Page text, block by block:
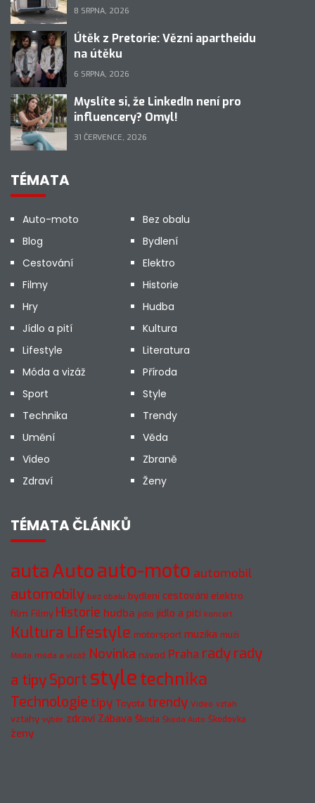
8 SRPNA, 2026
Útěk z Pretorie: Vězni apartheidu
na útěku
6 SRPNA, 2026
Myslíte si, že LinkedIn není pro
influencery? Omyl!
31 ČERVENCE, 2026
TÉMATA
Auto-moto
Bez obalu
Blog
Bydlení
Cestování
Elektro
Filmy
Historie
Hry
Hudba
Jídlo a pití
Kultura
Lifestyle
Literatura
Móda a vizáž
Příroda
Sport
Style
Technika
Trendy
Umění
Věda
Video
Zbraně
Zdraví
Ženy
TÉMATA ČLÁNKŮ
autaAutoauto-moto automobil
automobily bez obalu bydlení cestování elektro
film Filmy Historie hudba jídlo jídlo a pití koncert
Kultura Lifestyle motorsport muzika muži
Móda móda a vizáž Novinka návod Praha radyrady
a tipySport styletechnika
Technologie tipy Toyota trendy Video vztah
vztahy výběr zdraví Zábava Škoda Škoda Auto Škodovka
ženy